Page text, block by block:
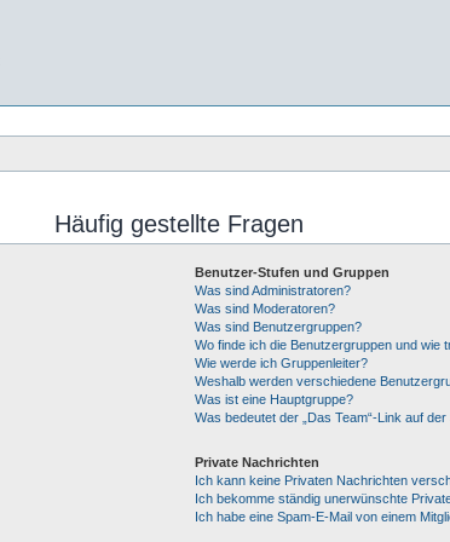
Häufig gestellte Fragen
Benutzer-Stufen und Gruppen
Was sind Administratoren?
Was sind Moderatoren?
Was sind Benutzergruppen?
Wo finde ich die Benutzergruppen und wie
Wie werde ich Gruppenleiter?
Weshalb werden verschiedene
Was ist eine Hauptgruppe?
Was bedeutet der „Das Team“-Link auf
Private Nachrichten
Ich kann keine Privaten Nachrichten
Ich bekomme ständig unerwünschte
Ich habe eine Spam-E-Mail von einem